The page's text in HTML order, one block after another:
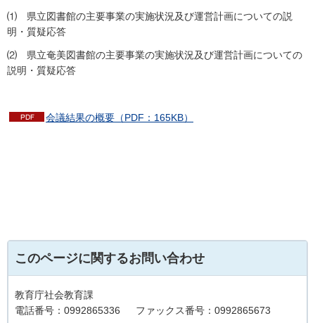
⑴ 県立図書館の主要事業の実施状況及び運営計画についての説
明・質疑応答
⑵ 県立奄美図書館の主要事業の実施状況及び運営計画についての
説明・質疑応答
会議結果の概要（PDF：165KB）
このページに関するお問い合わせ
教育庁社会教育課
電話番号：0992865336
ファックス番号：0992865673